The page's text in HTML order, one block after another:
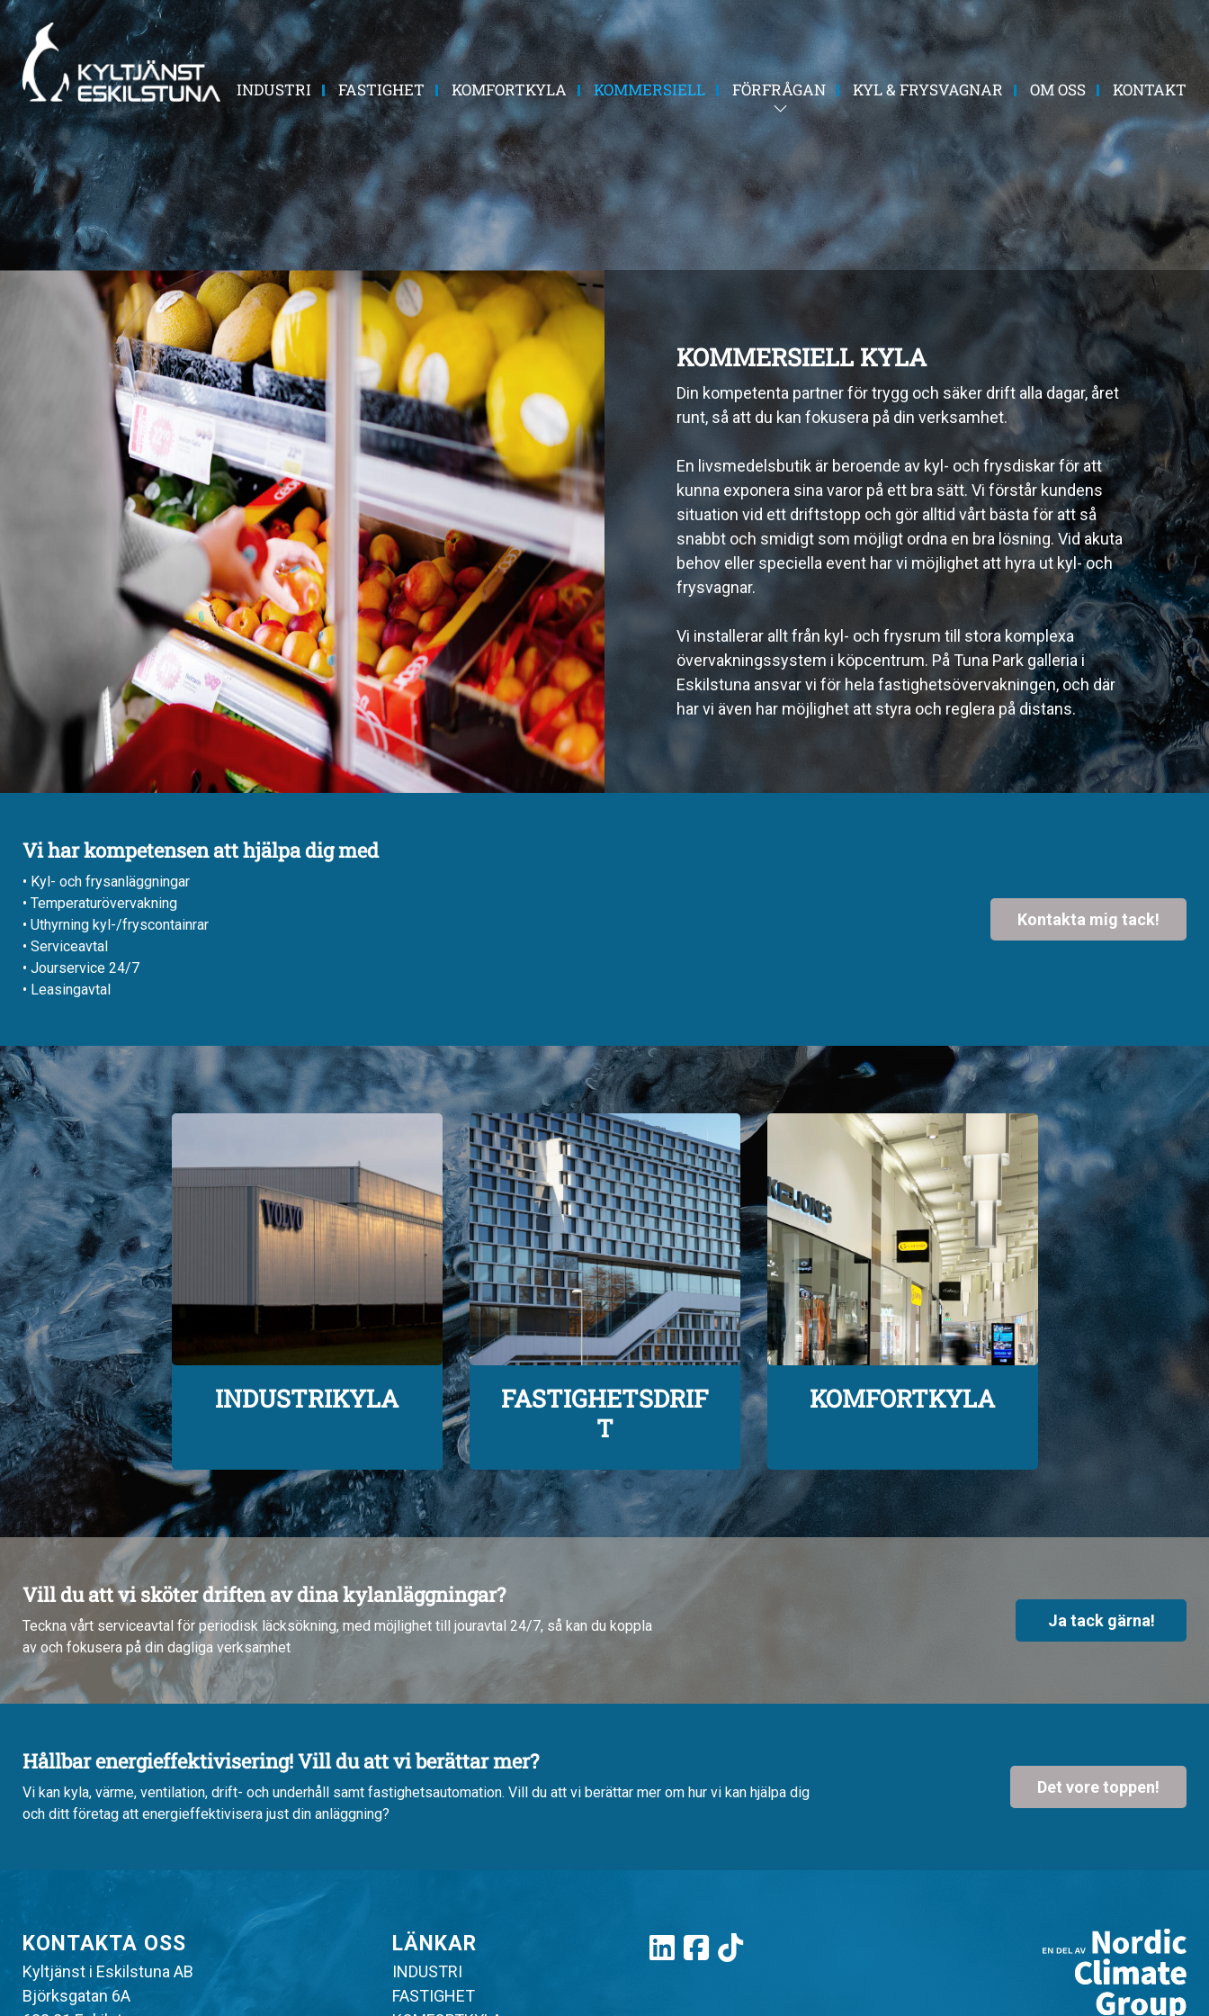
INDUSTRI FASTIGHET KOMFORTKYLA KOMMERSIELL FÖRFRÅGAN KYL & FRYSVAGNAR OM OSS KONTAKT
KOMMERSIELL KYLA
Din kompetenta partner för trygg och säker drift alla dagar, året
runt, så att du kan fokusera på din verksamhet.
En livsmedelsbutik är beroende av kyl- och frysdiskar för att
kunna exponera sina varor på ett bra sätt. Vi förstår kundens
situation vid ett driftstopp och gör alltid vårt bästa för att så
snabbt och smidigt som möjligt ordna en bra lösning. Vid akuta
behov eller speciella event har vi möjlighet att hyra ut kyl- och
frysvagnar.
Vi installerar allt från kyl- och frysrum till stora komplexa
övervakningssystem i köpcentrum. På Tuna Park galleria i
Eskilstuna ansvar vi för hela fastighetsövervakningen, och där
har vi även har möjlighet att styra och reglera på distans.
Vi har kompetensen att hjälpa dig med
• Kyl- och frysanläggningar
• Temperaturövervakning
• Uthyrning kyl-/fryscontainrar
• Serviceavtal
• Jourservice 24/7
• Leasingavtal
Kontakta mig tack!
INDUSTRIKYLA
FASTIGHETSDRIF
T
KOMFORTKYLA
Vill du att vi sköter driften av dina kylanläggningar?
Teckna vårt serviceavtal för periodisk läcksökning, med möjlighet till jouravtal 24/7, så kan du koppla
av och fokusera på din dagliga verksamhet
Ja tack gärna!
Hållbar energieffektivisering! Vill du att vi berättar mer?
Vi kan kyla, värme, ventilation, drift- och underhåll samt fastighetsautomation. Vill du att vi berättar mer om hur vi kan hjälpa dig
och ditt företag att energieffektivisera just din anläggning?
Det vore toppen!
KONTAKTA OSS
Kyltjänst i Eskilstuna AB
Björksgatan 6A
LÄNKAR
INDUSTRI
FASTIGHET